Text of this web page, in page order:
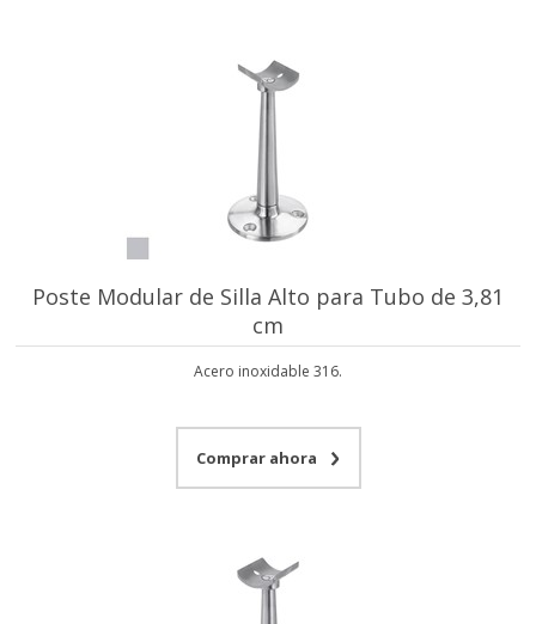
Poste Modular de Silla Alto para Tubo de 3,81
cm
Acero inoxidable 316.
Comprar ahora